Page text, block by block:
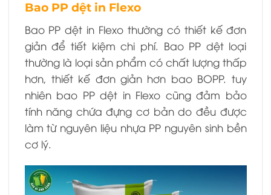
Bao PP dệt in Flexo
Bao PP dệt in Flexo thường có thiết kế đơn
giản để tiết kiệm chi phí. Bao PP dệt loại
thường là loại sản phẩm có chất lượng thấp
hơn, thiết kế đơn giản hơn bao BOPP. tuy
nhiên bao PP dệt in Flexo cũng đảm bảo
tính năng chứa đựng cơ bản do đều được
làm từ nguyên liệu nhựa PP nguyên sinh bền
cơ lý.